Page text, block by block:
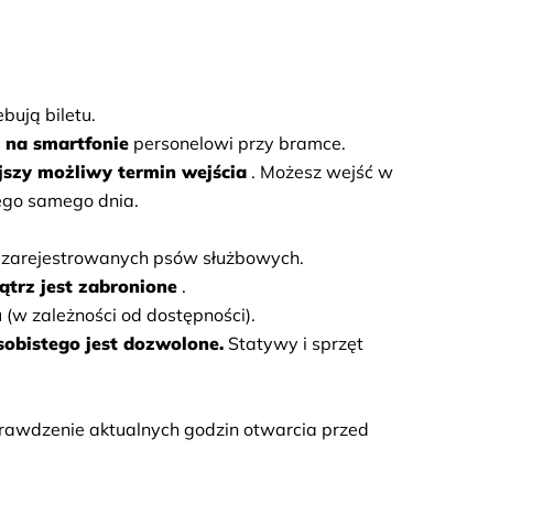
biletu.
smartfonie personelowi przy bramce.
możliwy termin wejścia . Możesz wejść w
samego dnia.
psów służbowych.
jest zabronione .
(w zależności od dostępności).
jest dozwolone. Statywy i sprzęt
aktualnych godzin otwarcia przed